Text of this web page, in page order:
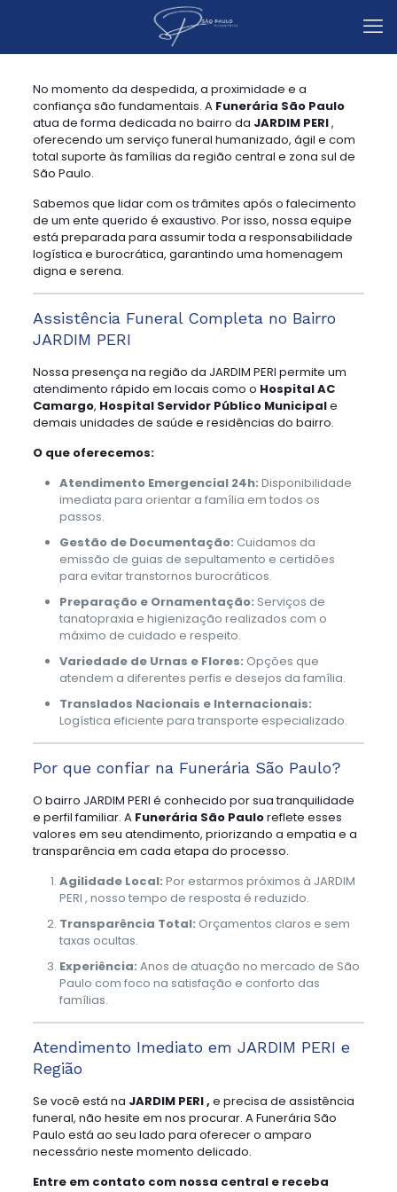
No momento da despedida, a proximidade e a
confiança são fundamentais. A Funerária São Paulo
atua de forma dedicada no bairro da JARDIM PERI,
oferecendo um serviço funeral humanizado, ágil e com
total suporte às famílias da região central e zona sul de
São Paulo.
Sabemos que lidar com os trâmites após o falecimento
de um ente querido é exaustivo. Por isso, nossa equipe
está preparada para assumir toda a responsabilidade
logística e burocrática, garantindo uma homenagem
digna e serena.
Assistência Funeral Completa no Bairro
JARDIM PERI
Nossa presença na região da JARDIM PERI permite um
atendimento rápido em locais como o Hospital AC
Camargo, Hospital Servidor Público Municipale
demais unidades de saúde e residências do bairro.
O que oferecemos:
Atendimento Emergencial 24h: Disponibilidade
imediata para orientar a família em todos os
passos.
Gestão de Documentação: Cuidamos da
emissão de guias de sepultamento e certidões
para evitar transtornos burocráticos.
Preparação e Ornamentação: Serviços de
tanatopraxia e higienização realizados com o
máximo de cuidado e respeito.
Variedade de Urnas e Flores: Opções que
atendem a diferentes perfis e desejos da família.
Translados Nacionais e Internacionais:
Logística eficiente para transporte especializado.
Por que confiar na Funerária São Paulo?
O bairro JARDIM PERI é conhecido por sua tranquilidade
e perfil familiar. A Funerária São Pauloreflete esses
valores em seu atendimento, priorizando a empatia e a
transparência em cada etapa do processo.
Agilidade Local: Por estarmos próximos à JARDIM
PERI , nosso tempo de resposta é reduzido.
Transparência Total: Orçamentos claros e sem
taxas ocultas.
Experiência: Anos de atuação no mercado de São
Paulo com foco na satisfação e conforto das
famílias.
Atendimento Imediato em JARDIM PERI e
Região
Se você está na JARDIM PERI , e precisa de assistência
funeral, não hesite em nos procurar. A Funerária São
Paulo está ao seu lado para oferecer o amparo
necessário neste momento delicado.
Entre em contato com nossa central e receba